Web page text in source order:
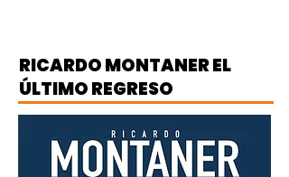
RICARDO MONTANER EL
ÚLTIMO REGRESO